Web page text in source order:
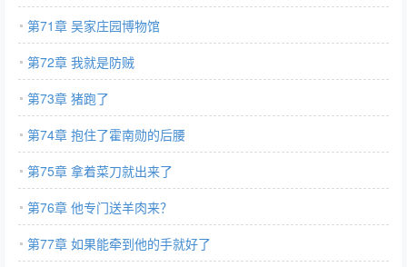
第71章 吴家庄园博物馆
第72章 我就是防贼
第73章 猪跑了
第74章 抱住了霍南勋的后腰
第75章 拿着菜刀就出来了
第76章 他专门送羊肉来？
第77章 如果能牵到他的手就好了